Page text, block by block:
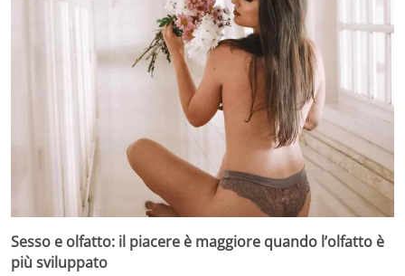
Sesso e olfatto: il piacere è maggiore quando l’olfatto è
più sviluppato